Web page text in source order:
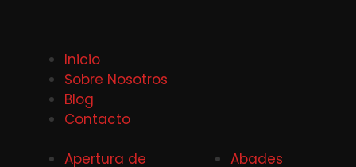
Inicio
Sobre Nosotros
Blog
Contacto
Apertura de
Abades